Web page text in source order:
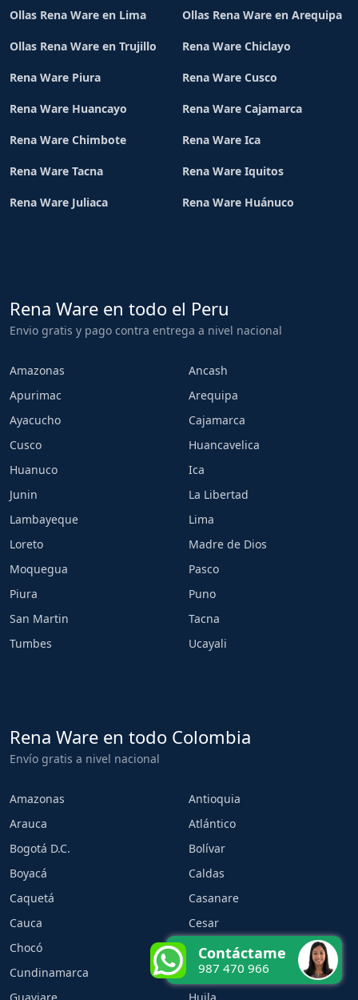
Ollas Rena Ware en Lima Ollas Rena Ware en Arequipa
Ollas Rena Ware en Trujillo Rena Ware Chiclayo
Rena Ware Piura Rena Ware Cusco
Rena Ware Huancayo Rena Ware Cajamarca
Rena Ware Chimbote Rena Ware Ica
Rena Ware Tacna Rena Ware Iquitos
Rena Ware Juliaca Rena Ware Huánuco
Rena Ware en todo el Peru
Envio gratis y pago contra entrega a nivel nacional
Amazonas
Ancash
Apurimac
Arequipa
Ayacucho
Cajamarca
Cusco
Huancavelica
Huanuco
Ica
Junin
La Libertad
Lambayeque
Lima
Loreto
Madre de Dios
Moquegua
Pasco
Piura
Puno
San Martin
Tacna
Tumbes
Ucayali
Rena Ware en todo Colombia
Envío gratis a nivel nacional
Amazonas
Antioquia
Arauca
Atlántico
Bogotá D.C.
Bolívar
Boyacá
Caldas
Caquetá
Casanare
Cauca
Cesar
Chocó
Córdoba
Cundinamarca
Guainía
Contáctame
987 470 966